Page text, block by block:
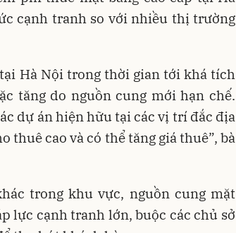
cạnh tranh so với nhiều thị trường
Hà Nội trong thời gian tới khá tích
tăng do nguồn cung mới hạn chế.
dự án hiện hữu tại các vị trí đắc địa
thuê cao và có thể tăng giá thuê”, bà
trong khu vực, nguồn cung mặt
lực cạnh tranh lớn, buộc các chủ sở